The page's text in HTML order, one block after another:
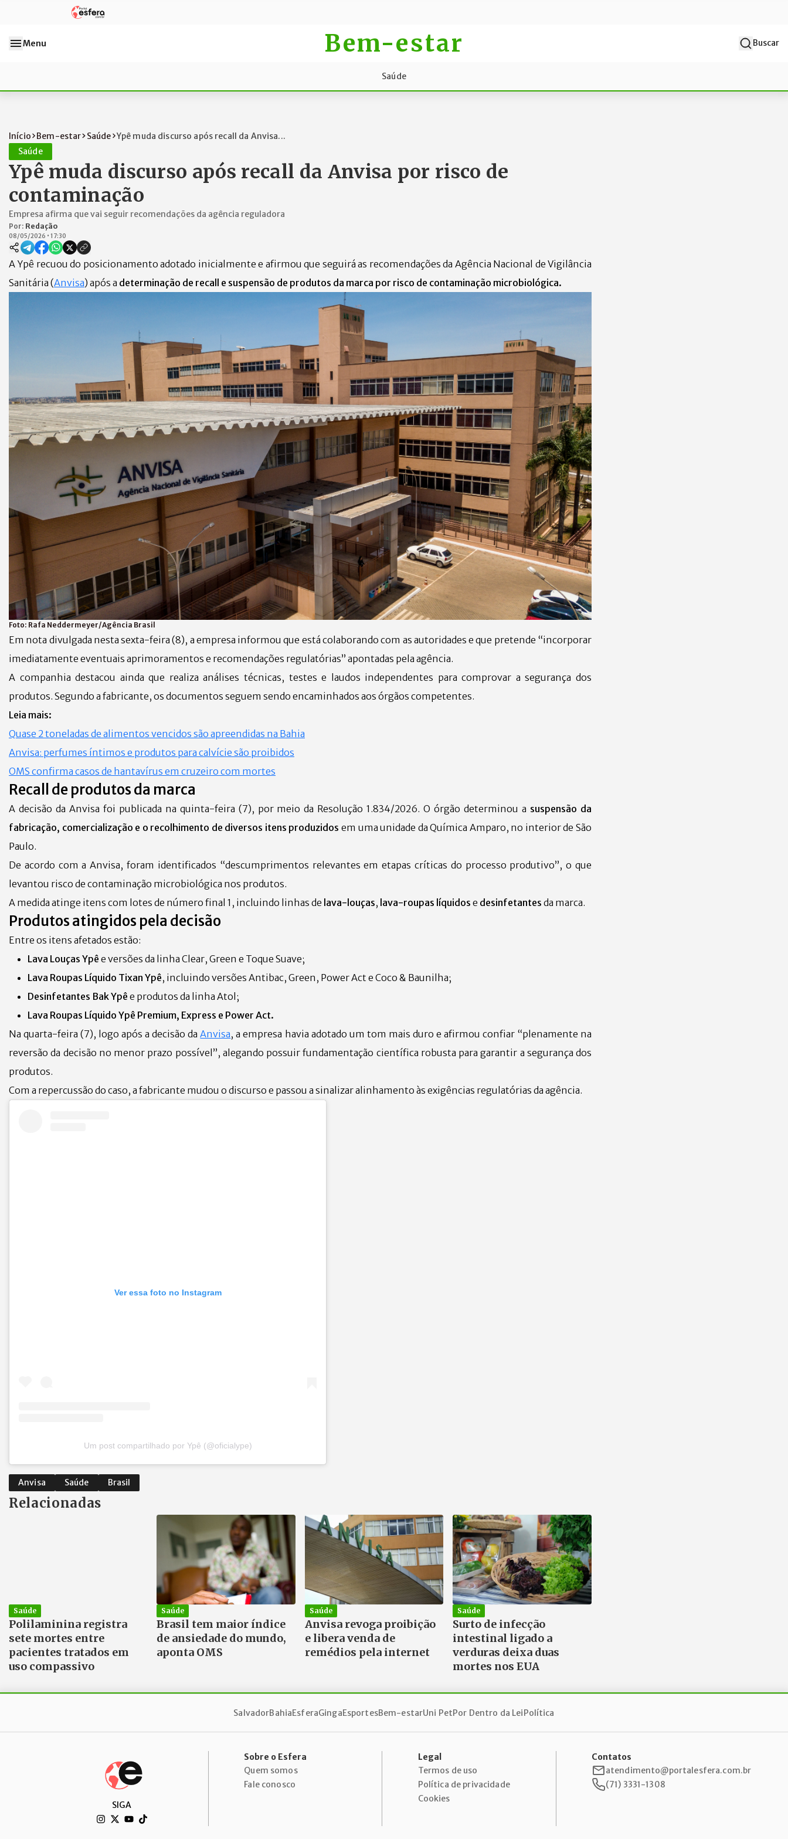
Menu Bem-estar Buscar
Saúde
Início Bem-estar Saúde Ypê muda discurso após recall da Anvisa...
Saúde
Ypê muda discurso após recall da Anvisa por risco de
contaminação
Empresa afirma que vai seguir recomendações da agência reguladora
Por: Redação
08/05/2026 • 17:30
A Ypê recuou do posicionamento adotado inicialmente e afirmou que seguirá as recomendações da Agência Nacional de Vigilância
Sanitária (Anvisa) após a determinação de recall e suspensão de produtos da marca por risco de contaminação microbiológica.
Foto: Rafa Neddermeyer/Agência Brasil
Em nota divulgada nesta sexta-feira (8), a empresa informou que está colaborando com as autoridades e que pretende “incorporar
imediatamente eventuais aprimoramentos e recomendações regulatórias” apontadas pela agência.
A companhia destacou ainda que realiza análises técnicas, testes e laudos independentes para comprovar a segurança dos
produtos. Segundo a fabricante, os documentos seguem sendo encaminhados aos órgãos competentes.
Leia mais:
Quase 2 toneladas de alimentos vencidos são apreendidas na Bahia
Anvisa: perfumes íntimos e produtos para calvície são proibidos
OMS confirma casos de hantavírus em cruzeiro com mortes
Recall de produtos da marca
A decisão da Anvisa foi publicada na quinta-feira (7), por meio da Resolução 1.834/2026. O órgão determinou a suspensão da
fabricação, comercialização e o recolhimento de diversos itens produzidos em uma unidade da Química Amparo, no interior de São
Paulo.
De acordo com a Anvisa, foram identificados “descumprimentos relevantes em etapas críticas do processo produtivo”, o que
levantou risco de contaminação microbiológica nos produtos.
A medida atinge itens com lotes de número final 1, incluindo linhas de lava-louças, lava-roupas líquidos e desinfetantes da marca.
Produtos atingidos pela decisão
Entre os itens afetados estão:
Lava Louças Ypê e versões da linha Clear, Green e Toque Suave;
Lava Roupas Líquido Tixan Ypê, incluindo versões Antibac, Green, Power Act e Coco & Baunilha;
Desinfetantes Bak Ypê e produtos da linha Atol;
Lava Roupas Líquido Ypê Premium, Express e Power Act.
Na quarta-feira (7), logo após a decisão daAnvisa, a empresa havia adotado um tom mais duro e afirmou confiar “plenamente na
reversão da decisão no menor prazo possível”, alegando possuir fundamentação científica robusta para garantir a segurança dos
produtos.
Com a repercussão do caso, a fabricante mudou o discurso e passou a sinalizar alinhamento às exigências regulatórias da agência.
Ver essa foto no Instagram
Um post compartilhado por Ypê (@oficialype)
Anvisa Saúde Brasil
Relacionadas
Saúde
Polilaminina registra
sete mortes entre
pacientes tratados em
uso compassivo
Saúde
Brasil tem maior índice
de ansiedade do mundo,
aponta OMS
Saúde
Anvisa revoga proibição
e libera venda de
remédios pela internet
Saúde
Surto de infecção
intestinal ligado a
verduras deixa duas
mortes nos EUA
SalvadorBahiaEsferaGingaEsportesBem-estarUni PetPor Dentro da LeiPolítica
SIGA
Sobre o Esfera
Quem somos
Fale conosco
Legal
Termos de uso
Política de privacidade
Cookies
Contatos
atendimento@portalesfera.com.br
(71) 3331-1308